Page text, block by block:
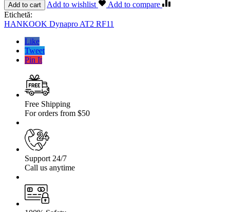
Off-
Road
HANKOOK
Dynapro
R16
Add to cart Add to wishlist
Add to compare
Etichetă:
HANKOOK Dynapro AT2 RF11
Like
Tweet
Pin It
Free Shipping
For orders from $50
Support 24/7
Call us anytime